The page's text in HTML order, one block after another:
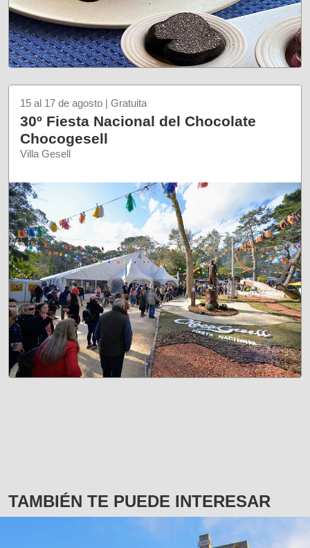
15 al 17 de agosto | Gratuita
30º Fiesta Nacional del Chocolate
Chocogesell
Villa Gesell
TAMBIÉN TE PUEDE INTERESAR